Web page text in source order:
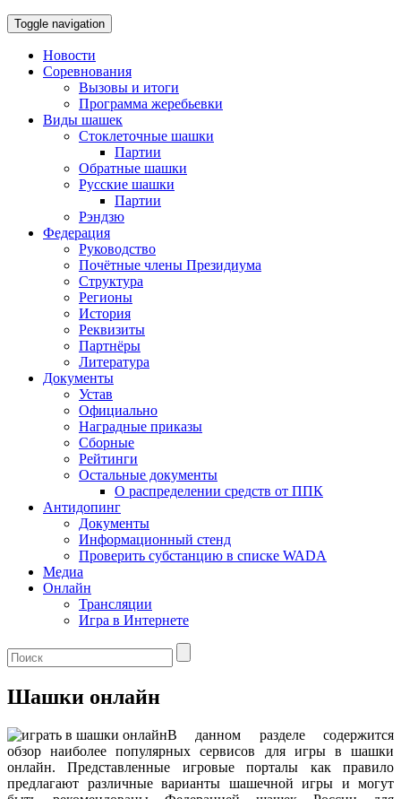
Toggle navigation
Новости
Соревнования
Вызовы и итоги
Программа жеребьевки
Виды шашек
Стоклеточные шашки
Партии
Обратные шашки
Русские шашки
Партии
Рэндзю
Федерация
Руководство
Почётные члены Президиума
Структура
Регионы
История
Реквизиты
Партнёры
Литература
Документы
Устав
Официально
Наградные приказы
Сборные
Рейтинги
Остальные документы
О распределении средств от ППК
Антидопинг
Документы
Информационный стенд
Проверить субстанцию в списке WADA
Медиа
Онлайн
Трансляции
Игра в Интернете
Шашки онлайн
В данном разделе содержится
обзор наиболее популярных сервисов для игры в шашки
онлайн. Представленные игровые порталы как правило
предлагают различные варианты шашечной игры и могут